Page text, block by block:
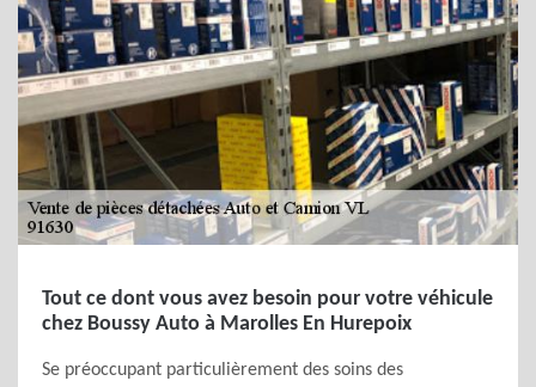
Tout ce dont vous avez besoin pour votre véhicule
chez Boussy Auto à Marolles En Hurepoix
Se préoccupant particulièrement des soins des